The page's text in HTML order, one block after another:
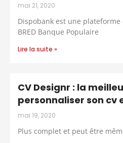
mai 21, 2020
Dispobank est une
BRED Banque Populaire
Lire la suite »
CV Designr : la
personnaliser son cv
mai 19, 2020
Plus complet et peut être